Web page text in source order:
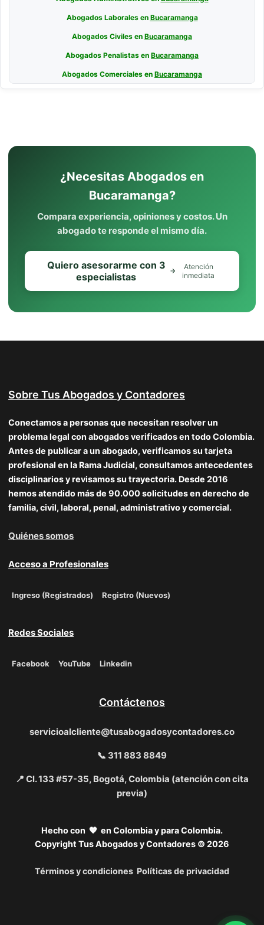
Abogados Laborales en Bucaramanga
Abogados Civiles en Bucaramanga
Abogados Penalistas en Bucaramanga
Abogados Comerciales en Bucaramanga
¿Necesitas Abogados en
Bucaramanga?
Compara experiencia, opiniones y costos. Un
abogado te responde el mismo día.
Quiero asesorarme con 3
especialistas
Atención
inmediata
Sobre Tus Abogados y Contadores
Conectamos a personas que necesitan resolver un
problema legal con abogados verificados en todo Colombia.
Antes de publicar a un abogado, verificamos su tarjeta
profesional en la Rama Judicial, consultamos antecedentes
disciplinarios y revisamos su trayectoria. Desde 2016
hemos atendido más de 90.000 solicitudes en derecho de
familia, civil, laboral, penal, administrativo y comercial.
Quiénes somos
Acceso a Profesionales
Ingreso (Registrados) Registro (Nuevos)
Redes Sociales
Facebook YouTube Linkedin
Contáctenos
servicioalcliente@tusabogadosycontadores.co
📞 311 883 8849
📍 Cl. 133 #57-35, Bogotá, Colombia (atención con cita
previa)
Hecho con 🧡 en Colombia y para Colombia.
Copyright Tus Abogados y Contadores © 2026
Términos y condiciones Políticas de privacidad